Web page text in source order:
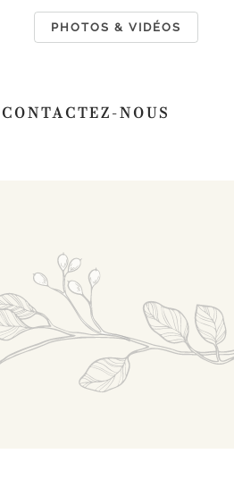
PHOTOS & VIDÉOS
CONTACTEZ-NOUS